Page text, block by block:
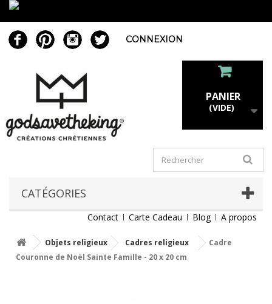
CONNEXION
PANIER
(VIDE)
CATÉGORIES
Contact Carte Cadeau Blog A propos
Objets religieux Cadres religieux
Cadre
Couronne de Noël Sainte Famille - 20 x 20 cm